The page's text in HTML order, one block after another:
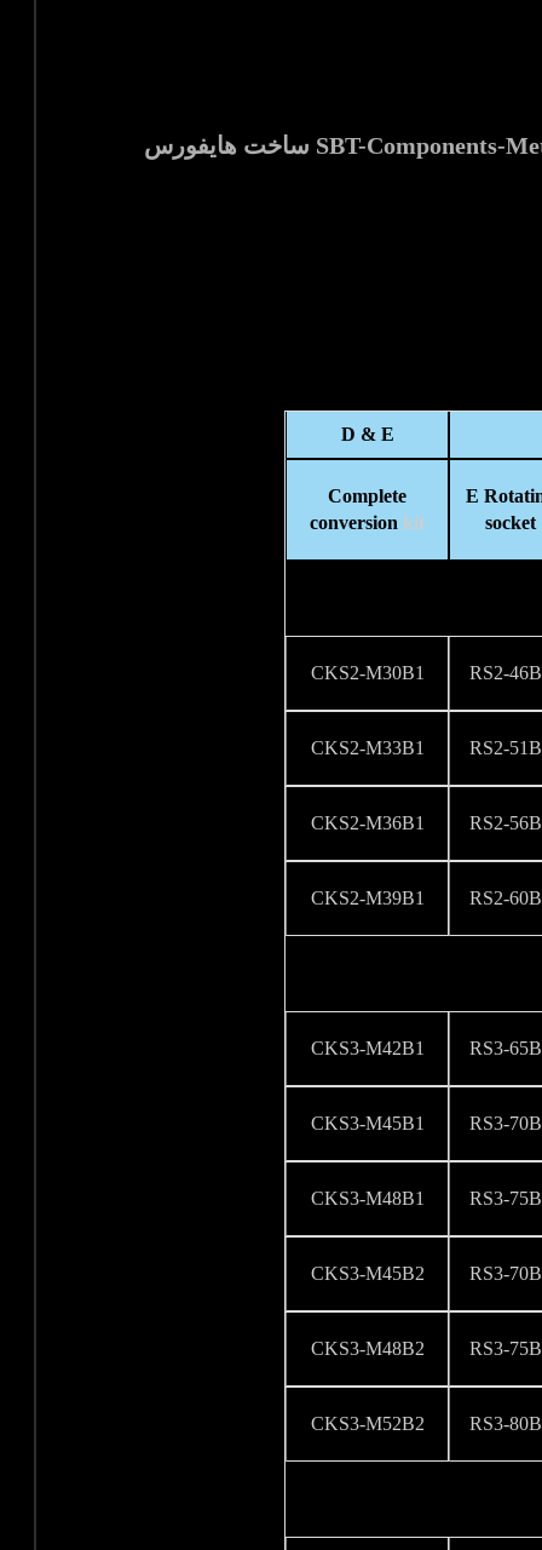
لوازم جانبی و متعلقات ماژولار بولت تنشنرهای هیدرولیکی فشارقوی مدل SBT-Components-Metric ساخت هایفورس
D & E
E
socket
Complete
conversion kit
RS2-
CKS2-M30B1
RS2-
CKS2-M33B1
RS2-
CKS2-M36B1
RS2-
CKS2-M39B1
RS3-
CKS3-M42B1
RS3-
CKS3-M45B1
RS3-
CKS3-M48B1
RS3-
CKS3-M45B2
RS3-
CKS3-M48B2
RS3-
CKS3-M52B2